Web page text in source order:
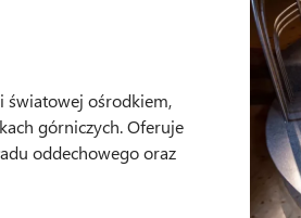
światowej ośrodkiem,
górniczych. Oferuje
oddechowego oraz